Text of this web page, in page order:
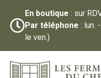
En boutique : sur
Par téléphone : lun.
le ven.)